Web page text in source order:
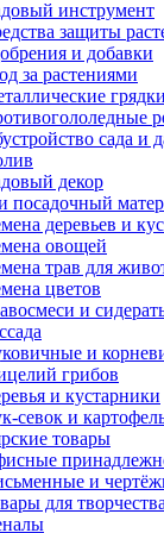
инструмент
защиты
и добавки
за растениями
грядки
сада и
декор
посадочный
деревьев и
овощей
трав для
цветов
и
и
грибов
и кустарники
севок и
товары
и
для творчества